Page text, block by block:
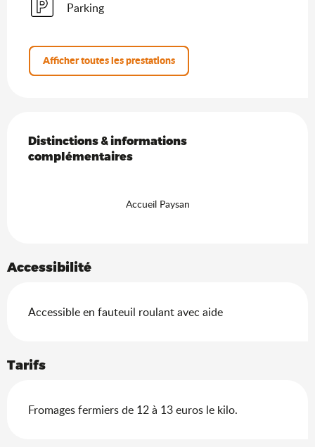
Parking
Afficher toutes les prestations
Distinctions & informations complémentaires
Distinctions & informations
complémentaires
Accueil Paysan
Accessibilité
Accessible en fauteuil roulant avec aide
Tarifs
Fromages fermiers de 12 à 13 euros le kilo.